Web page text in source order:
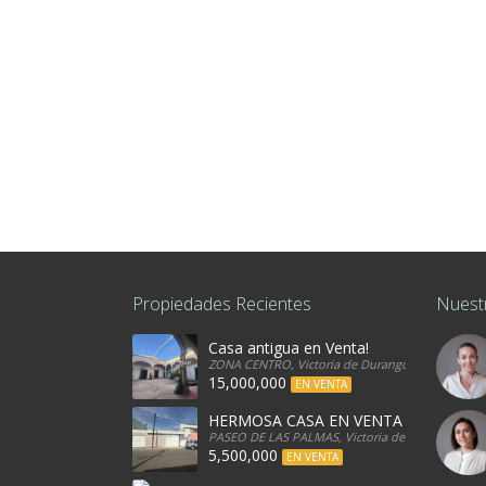
Propiedades Recientes
Casa antigua en Venta!
ZONA CENTRO, Victoria de Durango, 34080, Mexico
15,000,000 EN VENTA
HERMOSA CASA EN VENTA
PASEO DE LAS PALMAS, Victoria de Durango,
5,500,000 EN VENTA